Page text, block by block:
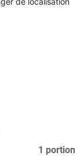
1 portion